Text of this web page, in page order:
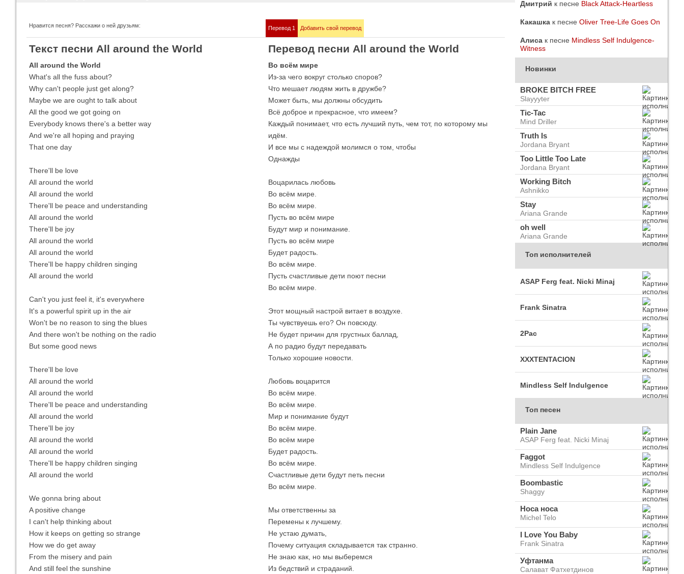
Imagine Dragons
Все песни
Demis Roussos
Все песни
Blind Guardian
Все песни
Нравится песня? Расскажи о ней друзьям:
Текст песни All around the World
Перевод 1 Добавить свой перевод
Перевод песни All around the World
All around the World
What's all the fuss about?
Why can't people just get along?
Maybe we are ought to talk about
All the good we got going on
Everybody knows there's a better way
And we're all hoping and praying
That one day
There'll be love
All around the world
All around the world
There'll be peace and understanding
All around the world
There'll be joy
All around the world
All around the world
There'll be happy children singing
All around the world
Can't you just feel it, it's everywhere
It's a powerful spirit up in the air
Won't be no reason to sing the blues
And there won't be nothing on the radio
But some good news
There'll be love
All around the world
All around the world
There'll be peace and understanding
All around the world
There'll be joy
All around the world
All around the world
There'll be happy children singing
All around the world
We gonna bring about
A positive change
I can't help thinking about
How it keeps on getting so strange
How we do get away
From the misery and pain
And still feel the sunshine
Во всём мире
Из-за чего вокруг столько споров?
Что мешает людям жить в дружбе?
Может быть, мы должны обсудить
Всё доброе и прекрасное, что имеем?
Каждый понимает, что есть лучший путь, чем тот, по которому мы
идём.
И все мы с надеждой молимся о том, чтобы
Однажды
Воцарилась любовь
Во всём мире.
Во всём мире.
Пусть во всём мире
Будут мир и понимание.
Пусть во всём мире
Будет радость.
Во всём мире.
Пусть счастливые дети поют песни
Во всём мире.
Этот мощный настрой витает в воздухе.
Ты чувствуешь его? Он повсюду.
Не будет причин для грустных баллад,
А по радио будут передавать
Только хорошие новости.
Любовь воцарится
Во всём мире.
Во всём мире.
Мир и понимание будут
Во всём мире.
Во всём мире
Будет радость.
Во всём мире.
Счастливые дети будут петь песни
Во всём мире.
Мы ответственны за
Перемены к лучшему.
Не устаю думать,
Почему ситуация складывается так странно.
Не знаю как, но мы выберемся
Из бедствий и страданий.
Дмитрий к песне Black Attack-Heartless
Какашка к песне Oliver Tree-Life Goes On
Алиса к песне Mindless Self Indulgence-
Witness
Новинки
BROKE BITCH FREE
Slayyyter
Tic-Tac
Mind Driller
Truth Is
Jordana Bryant
Too Little Too Late
Jordana Bryant
Working Bitch
Ashnikko
Stay
Ariana Grande
oh well
Ariana Grande
Топ исполнителей
ASAP Ferg feat. Nicki Minaj
Frank Sinatra
2Pac
XXXTENTACION
Mindless Self Indulgence
Топ песен
Plain Jane
ASAP Ferg feat. Nicki Minaj
Faggot
Mindless Self Indulgence
Boombastic
Shaggy
Носа носа
Michel Telo
I Love You Baby
Frank Sinatra
Уфтанма
Салават Фатхетдинов